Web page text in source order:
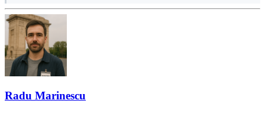
Radu Marinescu